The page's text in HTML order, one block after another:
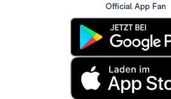
Official App Fan